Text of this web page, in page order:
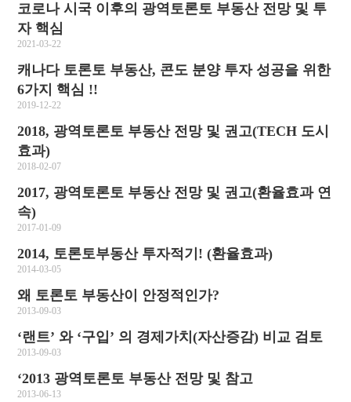
코로나 시국 이후의 광역토론토 부동산 전망 및 투
자 핵심
2021-03-22
캐나다 토론토 부동산, 콘도 분양 투자 성공을 위한
6가지 핵심 !!
2019-12-22
2018, 광역토론토 부동산 전망 및 권고(TECH 도시
효과)
2018-02-07
2017, 광역토론토 부동산 전망 및 권고(환율효과 연
속)
2017-01-09
2014, 토론토부동산 투자적기! (환율효과)
2014-03-05
왜 토론토 부동산이 안정적인가?
2013-09-03
‘랜트’ 와 ‘구입’ 의 경제가치(자산증감) 비교 검토
2013-09-03
‘2013 광역토론토 부동산 전망 및 참고
2013-06-13